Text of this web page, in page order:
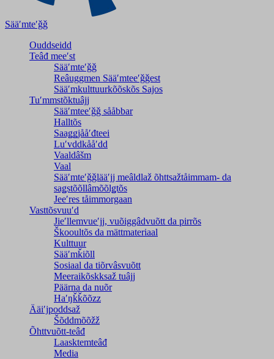
Sääʹmteʹǧǧ
Ouddseidd
Teâđ meeʹst
Sääʹmteʹǧǧ
Reâuggmen Sääʹmteeʹǧǧest
Sääʹmkulttuurkõõskõs Sajos
Tuʹmmstõktuâjj
Sääʹmteeʹǧǧ sååbbar
Halltõs
Saaǥǥjååʹđteei
Luʹvddkååʹdd
Vaaldâšm
Vaal
Sääʹmteʹǧǧlääʹjj meâldlaž õhttsažtåimmam- da
saǥstõõllâmõõlǥtõs
Jeeʹres tåimmorgaan
Vasttõsvuuʹd
Jieʹllemvueʹjj, vuõiggâdvuõtt da pirrõs
Škooultõs da mättmateriaal
Kulttuur
Sääʹmǩiõll
Sosiaal da tiõrvâsvuõtt
Meeraikõskksaž tuâjj
Päärna da nuõr
Haʹŋǩǩõõzz
Ääiʹjpoddsaž
Šõddmõõžž
Õhttvuõtt-teâđ
Laasktemteâđ
Media